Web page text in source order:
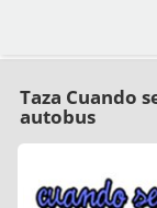
Taza Cuando
autobus